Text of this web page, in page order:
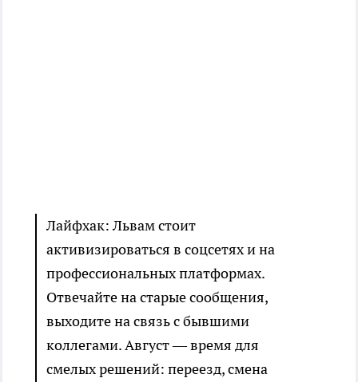
Лайфхак: Львам стоит
активизироваться в соцсетях и на
профессиональных платформах.
Отвечайте на старые сообщения,
выходите на связь с бывшими
коллегами. Август — время для
смелых решений: переезд, смена